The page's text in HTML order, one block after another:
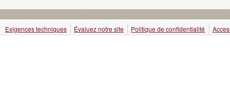
Exigences techniques Évaluez notre site Politique de confidentialité